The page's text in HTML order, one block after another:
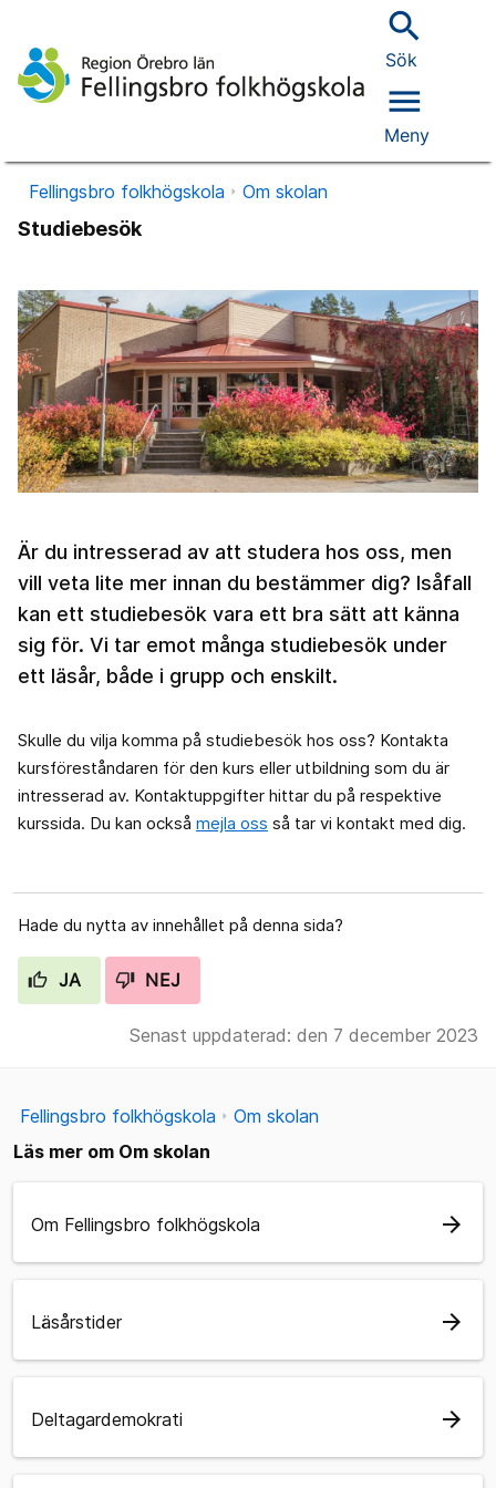
search
Sök
menu
Meny
Fellingsbro folkhögskola Om skolan
Studiebesök
Är du intresserad av att studera hos oss, men
vill veta lite mer innan du bestämmer dig? Isåfall
kan ett studiebesök vara ett bra sätt att känna
sig för. Vi tar emot många studiebesök under
ett läsår, både i grupp och enskilt.
Skulle du vilja komma på studiebesök hos oss? Kontakta
kursföreståndaren för den kurs eller utbildning som du är
intresserad av. Kontaktuppgifter hittar du på respektive
kurssida. Du kan också mejla oss så tar vi kontakt med dig.
Hade du nytta av innehållet på denna sida?
JA NEJ
Senast uppdaterad: den 7 december 2023
Fellingsbro folkhögskola
Om skolan
Läs mer om Om skolan
Om Fellingsbro folkhögskola arrow_forward
Läsårstider arrow_forward
Deltagardemokrati arrow_forward